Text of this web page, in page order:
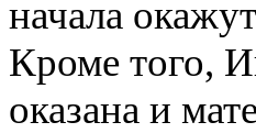
начала
Кроме того,
оказана и